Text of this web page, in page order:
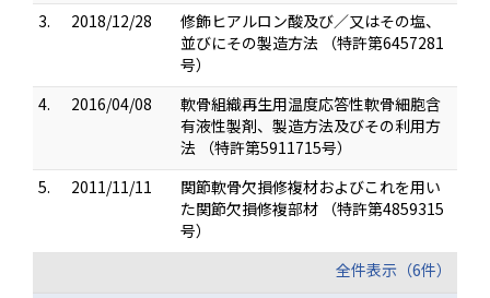
3.
2018/12/28
修飾ヒアルロン酸及び／又はその塩、
並びにその製造方法 （特許第6457281
号）
4.
2016/04/08
軟骨組織再生用温度応答性軟骨細胞含
有液性製剤、製造方法及びその利用方
法 （特許第5911715号）
5.
2011/11/11
関節軟骨欠損修複材およびこれを用い
た関節欠損修複部材 （特許第4859315
号）
全件表示（6件）